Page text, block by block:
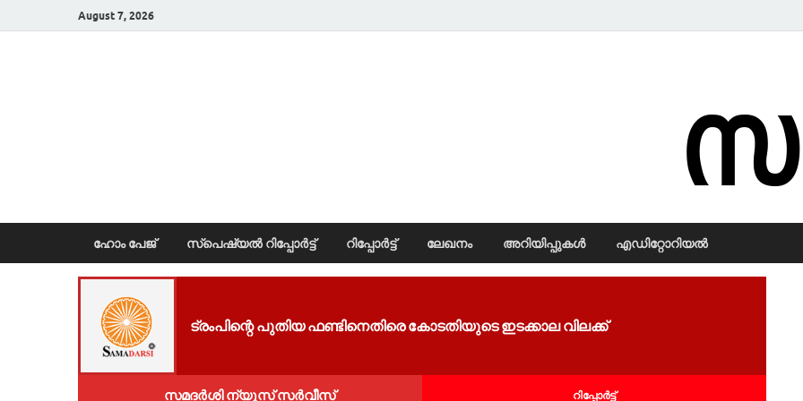
August 7, 2026
ഹോം പേജ് സ്പെഷ്യൽ റിപ്പോര്‍ട്ട് റിപ്പോര്‍ട്ട് ലേഖനം അറിയിപ്പുകള്‍ എഡിറ്റോറിയല്‍
ട്രംപിന്റെ പുതിയ ഫണ്ടിനെതിരെ കോടതിയുടെ ഇടക്കാല വിലക്ക്
സമദർശി ന്യൂസ് സർവീസ് റിപ്പോര്‍ട്ട്